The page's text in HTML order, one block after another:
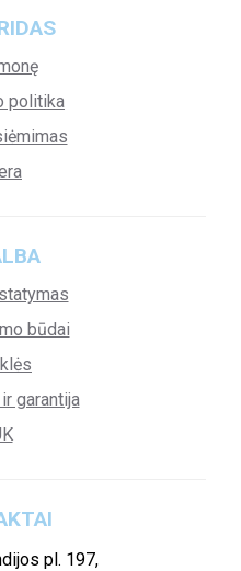
politika
būdai
garantija
pl. 197,